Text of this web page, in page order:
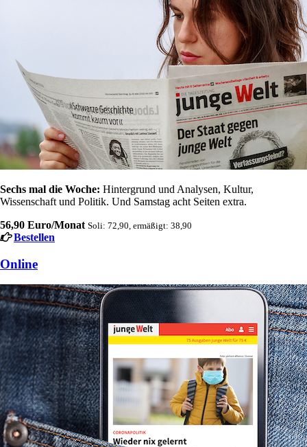
Sechs mal die Woche: Hintergrund und Analysen, Kultur,
Wissenschaft und Politik. Und Samstag acht Seiten extra.
56,90 Euro/Monat Soli: 72,90, ermäßigt: 38,90
Bestellen
Online